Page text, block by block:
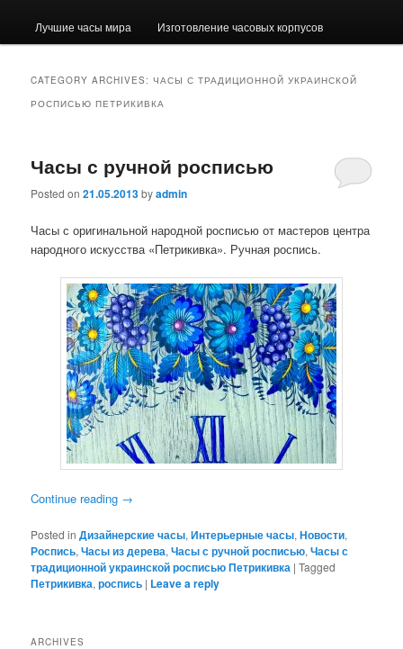
Лучшие часы мира Изготовление часовых корпусов
CATEGORY ARCHIVES:ЧАСЫ С ТРАДИЦИОННОЙ УКРАИНСКОЙ
РОСПИСЬЮ ПЕТРИКИВКА
Часы с ручной росписью
Posted on21.05.2013byadmin
Часы с оригинальной народной росписью от мастеров центра
народного искусства «Петрикивка». Ручная роспись.
Continue reading →
Posted in Дизайнерские часы,Интерьерные часы,Новости,
Роспись,Часы из дерева,Часы с ручной росписью,Часы с
традиционной украинской росписью Петрикивка |Tagged
Петрикивка,роспись | Leave a reply
ARCHIVES